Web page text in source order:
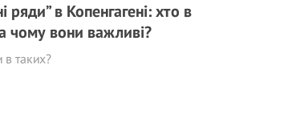
ряди” в Копенгагені: хто в
чому вони важливі?
таких?